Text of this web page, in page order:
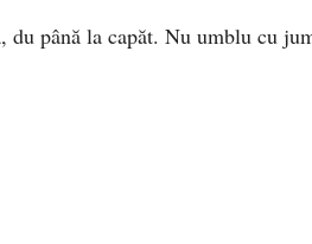
du până la capăt. Nu umblu cu